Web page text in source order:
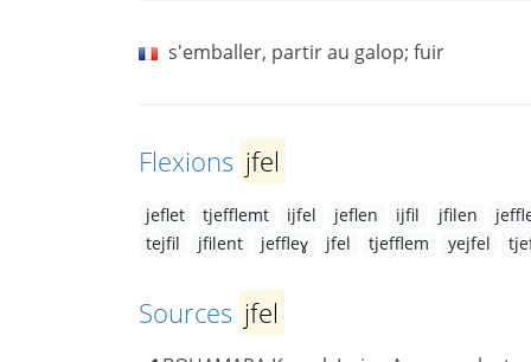
s'emballer, partir au galop; fuir
Flexions jfel
jeflet tjefflemt ijfel jeflen ijfil jfilen
tejfil
jfilent jeffleɣ jfel tjefflem yejfel
Sources jfel